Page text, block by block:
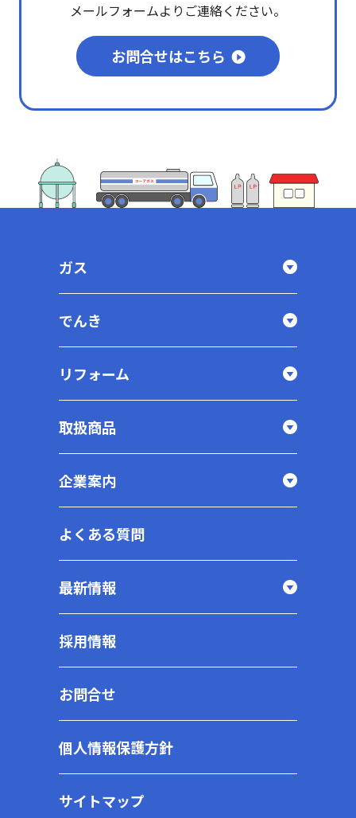
メールフォームよりご連絡ください。
お問合せはこちら
ガス
でんき
リフォーム
取扱商品
企業案内
よくある質問
最新情報
採用情報
お問合せ
個人情報保護方針
サイトマップ